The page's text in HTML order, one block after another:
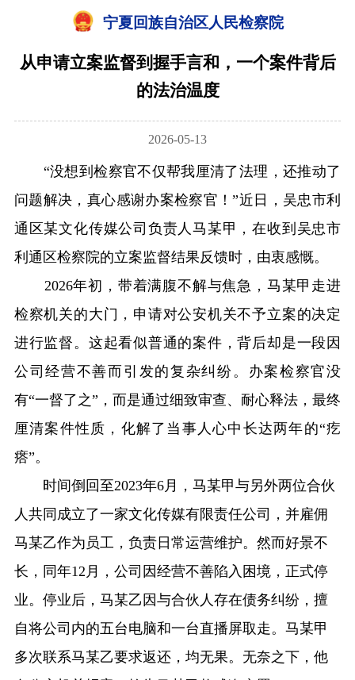
宁夏回族自治区人民检察院
从申请立案监督到握手言和，一个案件背后
的法治温度
2026-05-13
“没想到检察官不仅帮我厘清了法理，还推动了
问题解决，真心感谢办案检察官！”近日，吴忠市利
通区某文化传媒公司负责人马某甲，在收到吴忠市
利通区检察院的立案监督结果反馈时，由衷感慨。
2026年初，带着满腹不解与焦急，马某甲走进
检察机关的大门，申请对公安机关不予立案的决定
进行监督。这起看似普通的案件，背后却是一段因
公司经营不善而引发的复杂纠纷。办案检察官没
有“一督了之”，而是通过细致审查、耐心释法，最终
厘清案件性质，化解了当事人心中长达两年的“疙
瘩”。
时间倒回至2023年6月，马某甲与另外两位合伙
人共同成立了一家文化传媒有限责任公司，并雇佣
马某乙作为员工，负责日常运营维护。然而好景不
长，同年12月，公司因经营不善陷入困境，正式停
业。停业后，马某乙因与合伙人存在债务纠纷，擅
自将公司内的五台电脑和一台直播屏取走。马某甲
多次联系马某乙要求返还，均无果。无奈之下，他